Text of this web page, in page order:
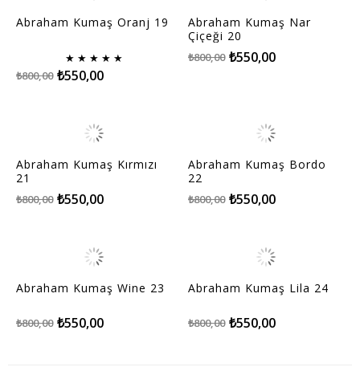
Abraham Kumaş Oranj 19
★ ★ ★ ★ ★
₺550,00
₺800,00
Abraham Kumaş Nar
Çiçeği 20
₺550,00
₺800,00
Abraham Kumaş Kırmızı
21
₺550,00
₺800,00
Abraham Kumaş Bordo
22
₺550,00
₺800,00
Abraham Kumaş Wine 23
₺550,00
₺800,00
Abraham Kumaş Lila 24
₺550,00
₺800,00